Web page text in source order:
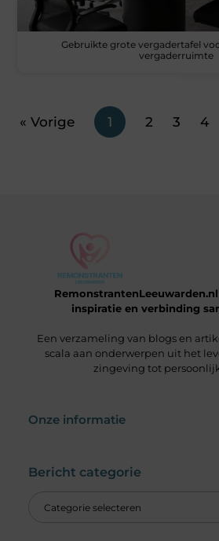
Gebruikte grote vergadertafel
vergaderruimte
« Vorige 1 2 3 4
inspiratie en verbinding
Een verzameling van blogs en
scala aan onderwerpen uit het
zingeving tot
Onze informatie
Bericht categorie